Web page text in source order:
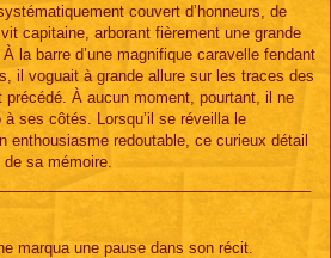
couvert d’honneurs, de
capitaine, arborant fièrement une grande
la barre d’une magnifique caravelle fendant
il voguait à grande allure sur les traces des
précédé. À aucun moment, pourtant, il ne
ses côtés. Lorsqu’il se réveilla le
enthousiasme redoutable, ce curieux détail
sa mémoire.
marqua une pause dans son récit.